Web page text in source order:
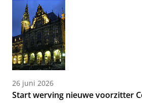
26 juni 2026
Start werving nieuwe voorzitter